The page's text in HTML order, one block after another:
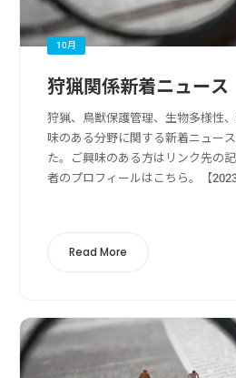
10月
狩猟関係新着ニュース
狩猟、鳥獣保護管理、生物多様性
味のある分野に関する新着ニュー
た。ご興味のある方はリンク先の
者のプロフィールはこちら。【
Read More